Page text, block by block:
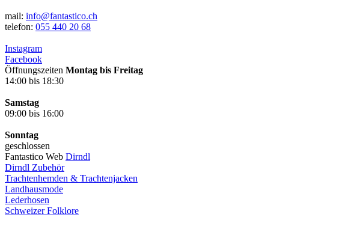
mail: info@fantastico.ch
telefon: 055 440 20 68
Instagram
Facebook
Öffnungszeiten Montag bis Freitag
14:00 bis 18:30
Samstag
09:00 bis 16:00
Sonntag
geschlossen
Fantastico Web Dirndl
Dirndl Zubehör
Trachtenhemden & Trachtenjacken
Landhausmode
Lederhosen
Schweizer Folklore